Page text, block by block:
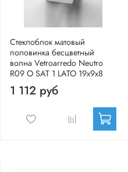
Стеклоблок матовый
половинка бесцветный
волна Vetroarredo Neutro
R09 O SAT 1 LATO 19x9x8
1 112 руб